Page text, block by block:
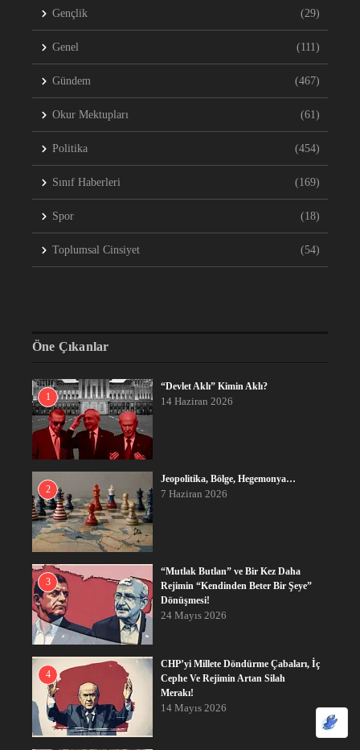
Gençlik (29)
Genel (111)
Gündem (467)
Okur Mektupları (61)
Politika (454)
Sınıf Haberleri (169)
Spor (18)
Toplumsal Cinsiyet (54)
Öne Çıkanlar
1
“Devlet Aklı” Kimin Aklı?
14 Haziran 2026
2
Jeopolitika, Bölge, Hegemonya…
7 Haziran 2026
3
“Mutlak Butlan” ve Bir Kez Daha
Rejimin “Kendinden Beter Bir Şeye”
Dönüşmesi!
24 Mayıs 2026
4
CHP’yi Millete Döndürme Çabaları, İç
Cephe Ve Rejimin Artan Silah
Merakı!
14 Mayıs 2026